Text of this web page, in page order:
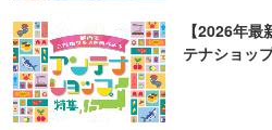
【2026年
テナショッ